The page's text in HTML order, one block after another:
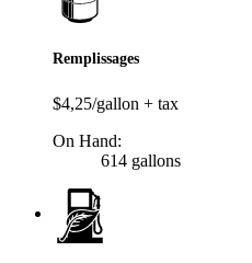
Remplissages
$4,25/gallon + tax
On Hand:
614 gallons